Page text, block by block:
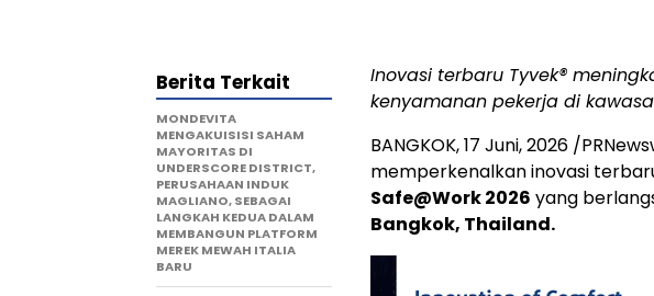
Inovasi terbaru Tyvek®
kenyamanan pekerja di
BANGKOK,17 Juni, 2026 /
memperkenalkan inovasi
Safe@Work 2026 yang
Bangkok, Thailand.
Berita Terkait
MONDEVITA
MENGAKUISISI SAHAM
MAYORITAS DI
UNDERSCORE DISTRICT,
PERUSAHAAN INDUK
MAGLIANO, SEBAGAI
LANGKAH KEDUA DALAM
MEMBANGUN PLATFORM
MEREK MEWAH ITALIA
BARU